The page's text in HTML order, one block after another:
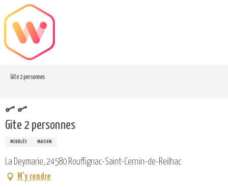
au
contenu
principal
Gite 2 personnes
Gite 2 personnes
MEUBLÉS MAISON
La Deymarie, 24580 Rouffignac-Saint-Cernin-de-Reilhac
M'y rendre